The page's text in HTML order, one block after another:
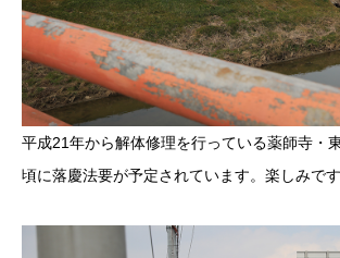
平成21年から解体修理を行っている薬師寺・
頃に落慶法要が予定されています。楽しみです